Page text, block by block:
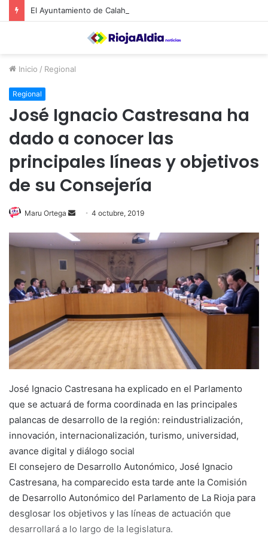
Inicio / Regional
Regional
José Ignacio Castresana ha
dado a conocer las
principales líneas y objetivos
de su Consejería
Maru Ortega
n
d
a
n
m
a
i
l
4 octubre, 2019
José Ignacio Castresana ha explicado en el Parlamento
que se actuará de forma coordinada en las principales
palancas de desarrollo de la región: reindustrialización,
innovación, internacionalización, turismo, universidad,
avance digital y diálogo social
El consejero de Desarrollo Autonómico, José Ignacio
Castresana, ha comparecido esta tarde ante la Comisión
de Desarrollo Autonómico del Parlamento de La Rioja para
desglosar los objetivos y las líneas de actuación que
desarrollará a lo largo de la legislatura.